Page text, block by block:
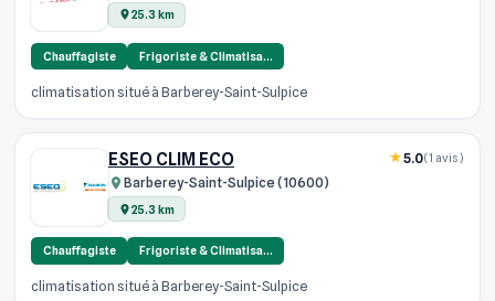
25.3 km
Chauffagiste Frigoriste & Climatisa…
climatisation situé à Barberey-Saint-Sulpice
ESEO CLIM ECO
Barberey-Saint-Sulpice (10600)
25.3 km
5.0(1 avis)
Chauffagiste Frigoriste & Climatisa…
climatisation situé à Barberey-Saint-Sulpice